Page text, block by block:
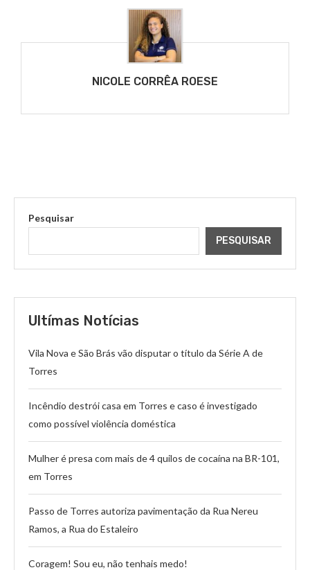
NICOLE CORRÊA ROESE
Pesquisar
PESQUISAR
Ultímas Notícias
Vila Nova e São Brás vão disputar o título da Série A de
Torres
Incêndio destrói casa em Torres e caso é investigado
como possível violência doméstica
Mulher é presa com mais de 4 quilos de cocaína na BR-101,
em Torres
Passo de Torres autoriza pavimentação da Rua Nereu
Ramos, a Rua do Estaleiro
Coragem! Sou eu, não tenhais medo!